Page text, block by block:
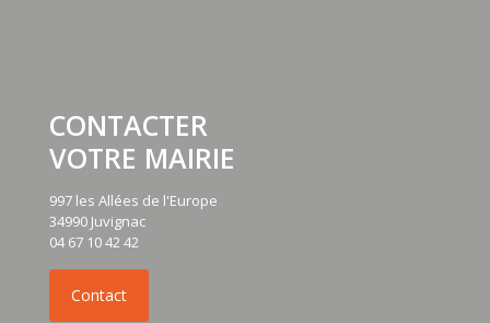
CONTACTER
VOTRE MAIRIE
997 les Allées de l'Europe
34990 Juvignac
04 67 10 42 42